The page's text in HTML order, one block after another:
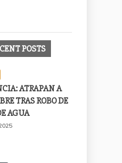
POSTS
ATRAPAN A
TRAS ROBO DE
AGUA